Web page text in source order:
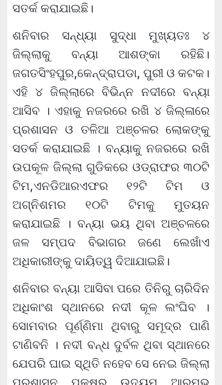
ସତର୍କ କରାଯାଇଛି।
ଶନିବାର ସନ୍ଧ୍ୟା ସୁଦ୍ଧା ମୁଖ୍ୟତଃ ୪
ଜିଲ୍ଲାକୁ ବନ୍ୟା ଆଶଙ୍କା ରହିଛି।
ଜଗତସିଂହପୁର,କେନ୍ଦ୍ରାପଡା, ପୁରୀ ଓ କଟକ।
ଏହି ୪ ଜିଲ୍ଲାରେ ବିଭିନ୍ନ ନଦୀରେ ବନ୍ୟା
ଆସିବ । ଏହାକୁ ନଜରରେ ରଖି ୪ ଜିଲ୍ଳାରେ
ପ୍ରଶାସନ ଓ ତଳିଆ ଅଞ୍ଚଳର ଲୋକଙ୍କୁ
ସତର୍କ କରାଯାଇଛି । ବନ୍ୟାକୁ ନଜରରେ ରଖି
ଉପକୂଳ ଜିଲ୍ଲା ଗୁଡିକରେ ଓଡ୍ରାଫର ୩୦ଟି
ଟିମ,ଏନଡିଆରଏଫର ୧୨ଟି ଟିମ ଓ
ଅଗ୍ନିଶମର ୧୦ଟି ଟିମକୁ ମୁତୟନ
କରାଯାଇଛି । ବନ୍ୟା ଭୟ ଥିବା ଅଞ୍ଚଳରେ
ଜଳ ସମ୍ପଦ ବିଭାଗର ଜଣେ ଲେଖାଁଏ
ଅଧିକାରୀଙ୍କୁ ଦାୟିତ୍ୱ ଦିଆଯାଇଛି।
ଶନିବାର ବନ୍ୟା ଆସିବା ପରେ ତିନିରୁ ଚାରିଦିନ
ଅଧିକାଂଶ ସ୍ଥାନରେ ନଦୀ କୂଳ ଲଂଘିବ ।
ସୋମବାର ପୂର୍ଣ୍ଣିମା ଥିବାରୁ ସମୂଦ୍ର ପାଣି
ଟାଣିବନି । ନଦୀ ବନ୍ଧ ଦୁର୍ବଳ ଥିବା ସ୍ଥାନରେ
ଯେପରି ଘାଇ ସ୍ଥିତି ନହେବ ସେ ନେଇ ଜିଲ୍ଲା